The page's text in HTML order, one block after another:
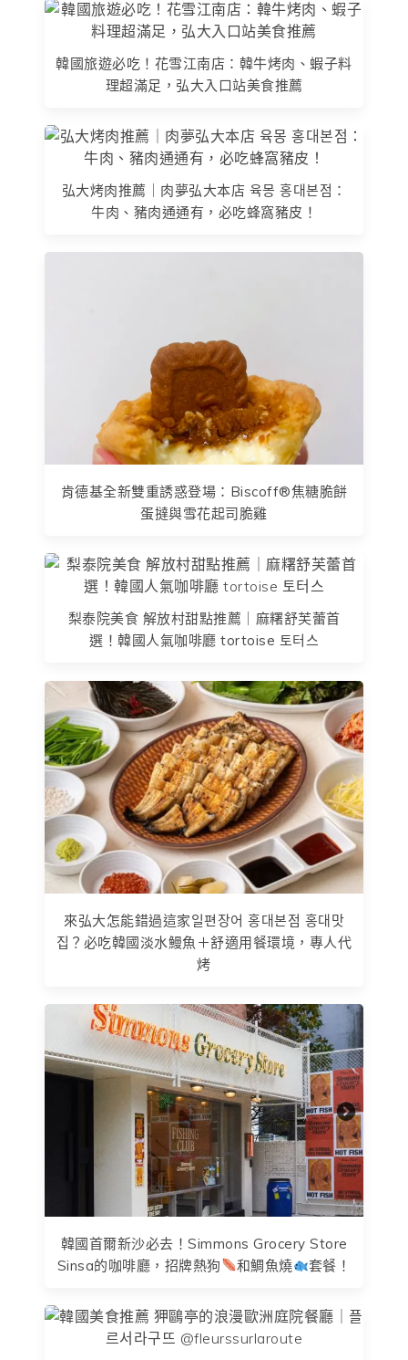
韓國旅遊必吃！花雪江南店：韓牛烤肉、蝦子料
理超滿足，弘大入口站美食推薦
弘大烤肉推薦｜肉夢弘大本店 육몽 홍대본점：
牛肉、豬肉通通有，必吃蜂窩豬皮！
肯德基全新雙重誘惑登場：Biscoff®焦糖脆餅
蛋撻與雪花起司脆雞
梨泰院美食 解放村甜點推薦｜麻糬舒芙蕾首
選！韓國人氣咖啡廳 tortoise 토터스
來弘大怎能錯過這家일편장어 홍대본점 홍대맛
집？必吃韓國淡水鰻魚＋舒適用餐環境，專人代
烤
韓國首爾新沙必去！Simmons Grocery Store
Sinsa的咖啡廳，招牌熱狗
和鯛魚燒 套餐！